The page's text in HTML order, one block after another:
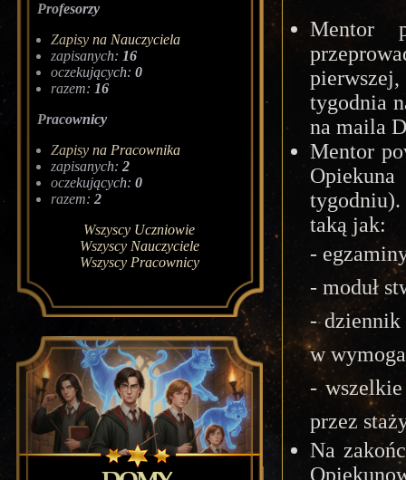
Profesorzy
Zapisy na Nauczyciela
zapisanych: 16
oczekujących: 0
razem: 16
Pracownicy
Zapisy na Pracownika
zapisanych: 2
oczekujących: 0
razem: 2
Wszyscy Uczniowie
Wszyscy Nauczyciele
Wszyscy Pracownicy
Mentor
tygodnia
na maila
Mentor
taką jak:
-
- moduł
- dziennik
w
-
przez
Na